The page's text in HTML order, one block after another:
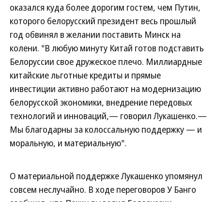
оказался куда более дорогим гостем, чем Путин,
которого белорусский президент весь прошлый
год обвинял в желании поставить Минск на
колени. "В любую минуту Китай готов подставить
Белоруссии свое дружеское плечо. Миллиардные
китайские льготные кредиты и прямые
инвестиции активно работают на модернизацию
белорусской экономики, внедрение передовых
технологий и инноваций,— говорил Лукашенко.—
Мы благодарны за колоссальную поддержку — и
моральную, и материальную".
О материальной поддержке Лукашенко упомянул
совсем неслучайно. В ходе переговоров У Банго